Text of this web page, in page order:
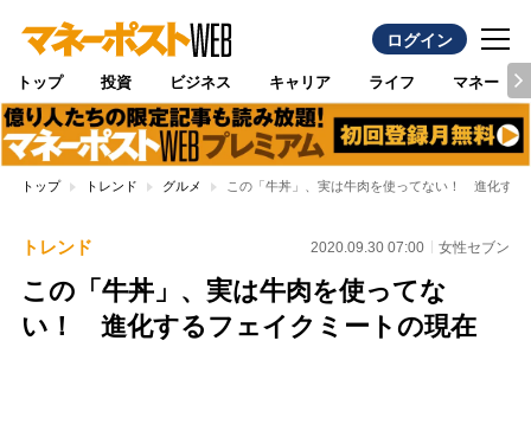
ログイン
トップ 投資 ビジネス キャリア ライフ マネー
トップ トレンド グルメ この「牛丼」、実は牛肉を使ってない！ 進化する
トレンド 2020.09.30 07:00 女性セブン
この「牛丼」、実は牛肉を使ってな
い！ 進化するフェイクミートの現在